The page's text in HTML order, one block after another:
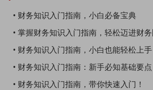
• 财务知识入门指南，小白必备宝典
• 掌握财务知识入门指南，轻松迈进财
• 财务知识入门指南，小白也能轻松上手
• 财务知识入门指南：新手必知基础要点
• 财务知识入门指南，带你快速入门！